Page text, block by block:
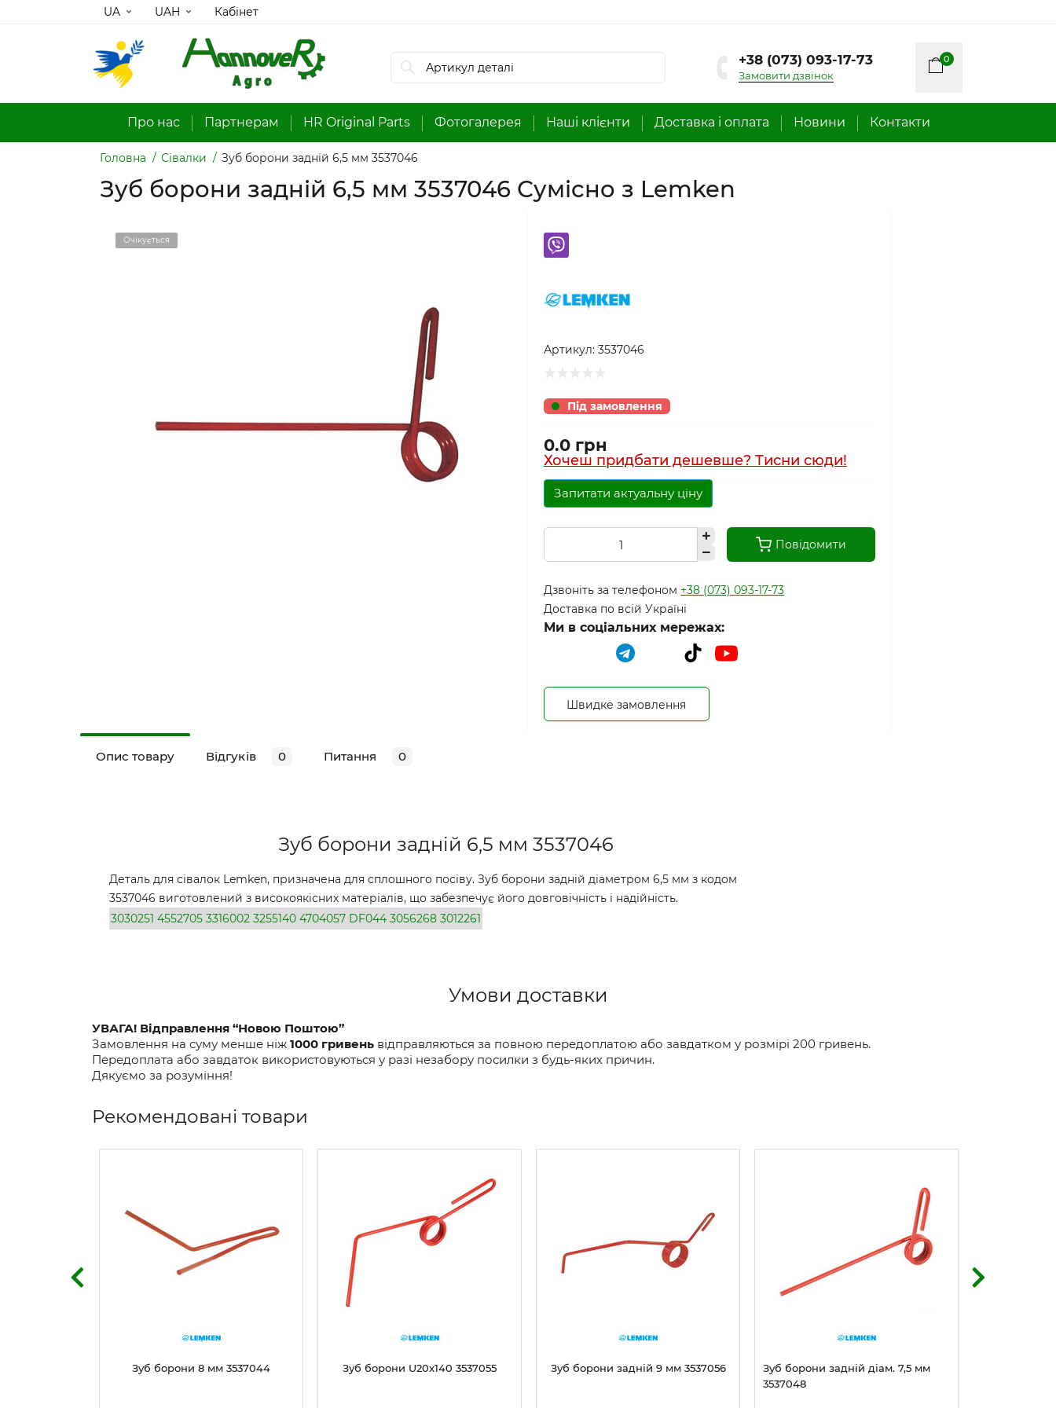
UA UAH Кабінет
+38 (073) 093-17-73
Замовити дзвінок
0
Про нас Партнерам HR Original Parts Фотогалерея Наші клієнти Доставка і оплата Новини Контакти
Головна Сівалки Зуб борони задній 6,5 мм 3537046
Зуб борони задній 6,5 мм 3537046 Сумісно з Lemken
Очікується
Артикул: 3537046
Під замовлення
0.0 грн
Хочеш придбати дешевше? Тисни сюди!
Запитати актуальну ціну
Повідомити
Дзвоніть за телефоном +38 (073) 093-17-73
Доставка по всій Україні
Ми в соціальних мережах:
Швидке замовлення
Опис товару Відгуків 0 Питання 0
Зуб борони задній 6,5 мм 3537046
Деталь для сівалок Lemken, призначена для сплошного посіву. Зуб борони задній діаметром 6,5 мм з кодом
3537046 виготовлений з високоякісних матеріалів, що забезпечує його довговічність і надійність.
3030251 4552705 3316002 3255140 4704057 DF044 3056268 3012261
Умови доставки
УВАГА! Відправлення “Новою Поштою”
Замовлення на суму менше ніж 1000 гривень відправляються за повною передоплатою або завдатком у розмірі 200 гривень.
Передоплата або завдаток використовуються у разі незабору посилки з будь-яких причин.
Дякуємо за розуміння!
Рекомендовані товари
Зуб борони 8 мм 3537044 Зуб борони U20x140 3537055 Зуб борони задній 9 мм 3537056
Зуб борони задній діам. 7,5 мм
3537048